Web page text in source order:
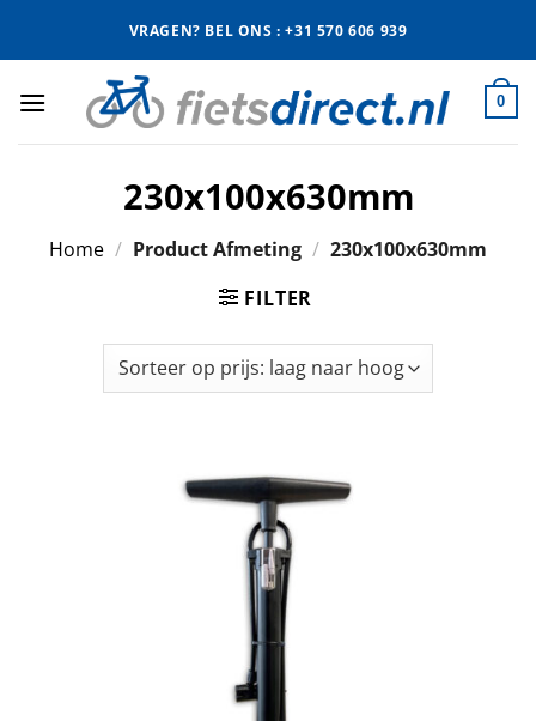
VRAGEN? BEL ONS : +31 570 606 939
0
230x100x630mm
Home / Product Afmeting / 230x100x630mm
FILTER